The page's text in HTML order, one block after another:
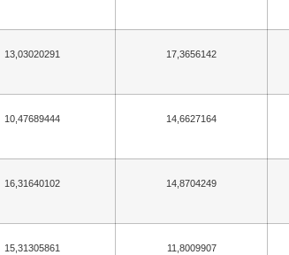
13,03020291 17,3656142
10,47689444 14,6627164
16,31640102 14,8704249
15,31305861 11,8009907